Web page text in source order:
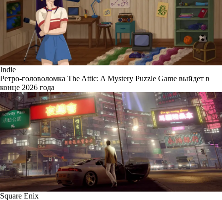
Indie
Ретро-головоломка The Attic: A Mystery Puzzle Game выйдет в
конце 2026 года
Square Enix